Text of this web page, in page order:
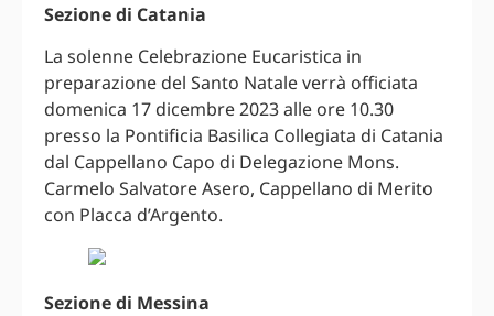
Sezione di Catania
La solenne Celebrazione Eucaristica in
preparazione del Santo Natale verrà officiata
domenica 17 dicembre 2023 alle ore 10.30
presso la Pontificia Basilica Collegiata di Catania
dal Cappellano Capo di Delegazione Mons.
Carmelo Salvatore Asero, Cappellano di Merito
con Placca d’Argento.
Sezione di Messina